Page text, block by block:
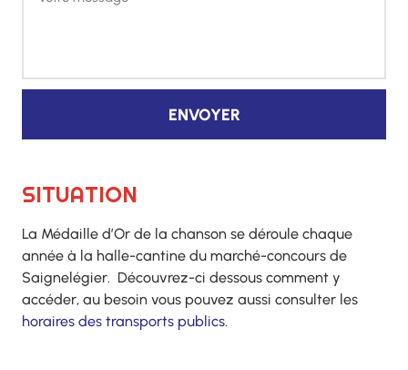
ENVOYER
SITUATION
La Médaille d’Or de la chanson se déroule chaque
année à la halle-cantine du marché-concours de
Saignelégier. Découvrez-ci dessous comment y
accéder, au besoin vous pouvez aussi consulter les
horaires des transports publics.